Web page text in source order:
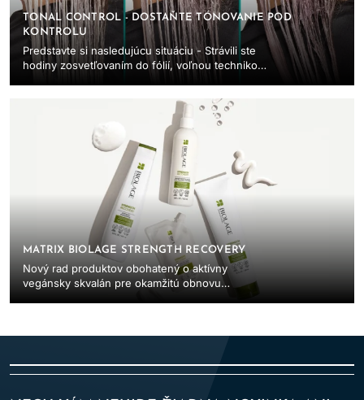
TONAL CONTROL - DOSTAŇTE TÓNOVANIE POD
KONTROLU
Predstavte si nasledujúcu situáciu - Strávili ste
hodiny zosvetľovaním do fólií, voľnou technikou
MATRIX BIOLAGE STRENGTH RECOVERY
Nový rad produktov obohatený o aktívny
vegánsky skvalán pre okamžitú obnovu